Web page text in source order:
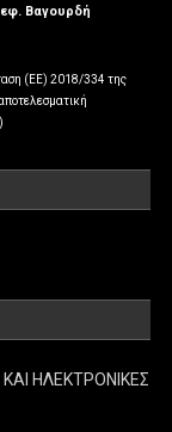
Βαγουρδή
(ΕΕ) 2018/334 της
ΗΛΕΚΤΡΟΝΙΚΕΣ